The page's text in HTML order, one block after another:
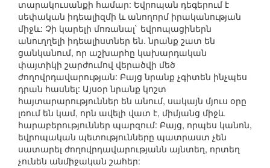
տարակուսանքի համար: Եվրոպան դեգերում է
սեփական իդեալիզմի և անողորմ իրականության
միջև: Չի կարելի մոռանալ` եվրոպացիներն
անուղղելի իդեալիստներ են. նրանք շատ են
ցանկանում, որ աշխարհը կախարդական
փայտիկի շարժումով վերածվի մեծ
ժողովրդավարության: Բայց նրանք չգիտեն ինչպես
դրան հասնել: Այսօր նրանք կոշտ
հայտարարություններ են անում, սակայն մյուս օրը
լռում են կամ, որն ավելի վատ է, միմյանց միջև
հարաբերություններ պարզում: Բայց, որպես կանոն,
եվրոպական պետությունները պատրաստ չեն
սատարել ժողովրդավարությանն այնտեղ, որտեղ
չունեն անմիջական շահեր: